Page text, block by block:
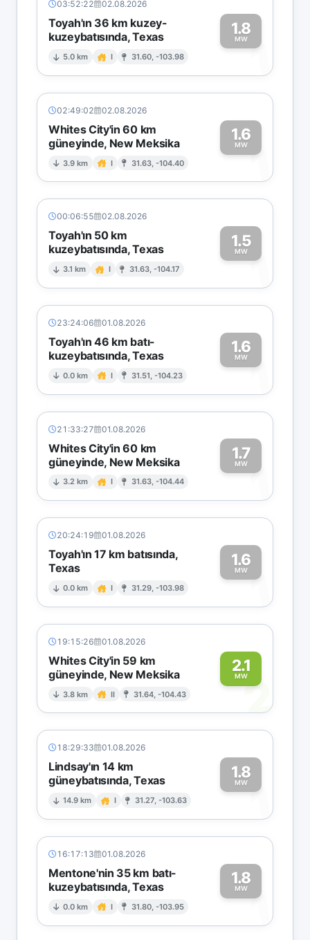
03:52:22 02.08.2026
Toyah'ın 36 km kuzey-
kuzeybatısında, Texas
5.0 km I 31.60, -103.98
1.8
MW1
02:49:02 02.08.2026
Whites City'in 60 km
güneyinde, New Meksika
3.9 km I 31.63, -104.40
1.6
MW1
00:06:55 02.08.2026
Toyah'ın 50 km
kuzeybatısında, Texas
3.1 km I 31.63, -104.17
1.5
MW1
23:24:06 01.08.2026
Toyah'ın 46 km batı-
kuzeybatısında, Texas
0.0 km I 31.51, -104.23
1.6
MW1
21:33:27 01.08.2026
Whites City'in 60 km
güneyinde, New Meksika
3.2 km I 31.63, -104.44
1.7
MW1
20:24:19 01.08.2026
Toyah'ın 17 km batısında,
Texas
0.0 km I 31.29, -103.98
1.6
MW1
19:15:26 01.08.2026
Whites City'in 59 km
güneyinde, New Meksika
3.8 km II 31.64, -104.43
2.1
MW2
18:29:33 01.08.2026
Lindsay'ın 14 km
güneybatısında, Texas
14.9 km I 31.27, -103.63
1.8
MW1
16:17:13 01.08.2026
Mentone'nin 35 km batı-
kuzeybatısında, Texas
0.0 km I 31.80, -103.95
1.8
MW1